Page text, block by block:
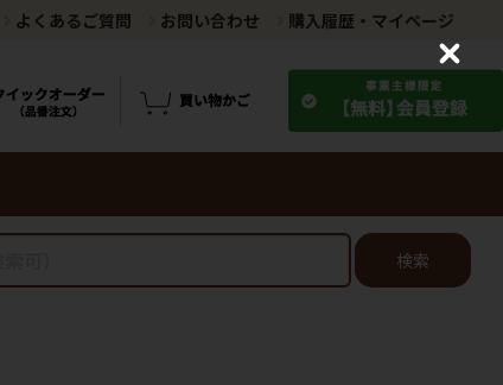
よくあるご質問 お問い合わせ 購入履歴・マイページ
検索
C
o
s
e